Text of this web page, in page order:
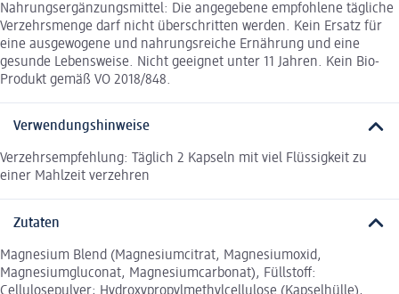
Nahrungsergänzungsmittel: Die angegebene empfohlene tägliche
Verzehrsmenge darf nicht überschritten werden. Kein Ersatz für
eine ausgewogene und nahrungsreiche Ernährung und eine
gesunde Lebensweise. Nicht geeignet unter 11 Jahren. Kein Bio-
Produkt gemäß VO 2018/848.
Verwendungshinweise
Verzehrsempfehlung: Täglich 2 Kapseln mit viel Flüssigkeit zu
einer Mahlzeit verzehren
Zutaten
Magnesium Blend (Magnesiumcitrat, Magnesiumoxid,
Magnesiumgluconat, Magnesiumcarbonat), Füllstoff: